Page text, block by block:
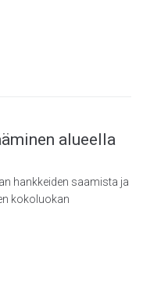
alueella
hankkeiden saamista ja
kokoluokan